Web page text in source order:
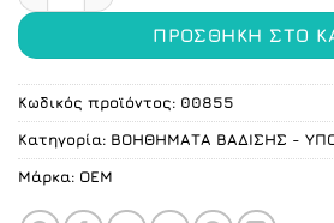
ΠΡΟΣΘΉΚΗ ΣΤΟ
Κωδικός προϊόντος: 00855
Κατηγορία: ΒΟΗΘΗΜΑΤΑ ΒΑΔΙΣΗΣ -
Μάρκα: ΟΕΜ